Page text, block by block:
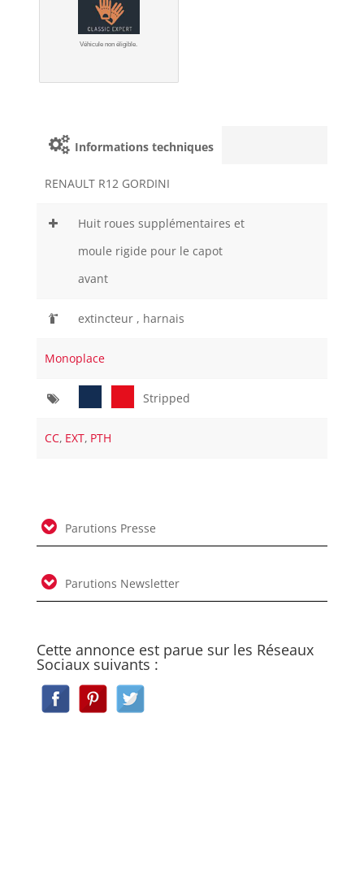
Véhicule non éligible.
Informations techniques
RENAULT R12 GORDINI
Huit roues supplémentaires et
moule rigide pour le capot
avant
extincteur , harnais
Monoplace
Stripped
CC, EXT, PTH
Parutions Presse
Parutions Newsletter
Cette annonce est parue sur les Réseaux
Sociaux suivants :